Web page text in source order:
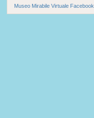
Museo Mirabile Virtuale Facebook